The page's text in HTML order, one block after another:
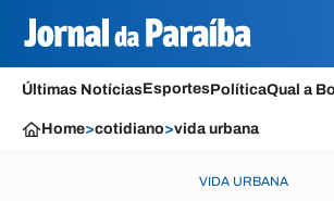
Últimas NotíciasEsportesPolíticaQual a
Home>cotidiano>vida urbana
VIDA URBANA